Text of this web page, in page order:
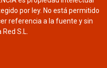
por ley. No está permitido
referencia a la fuente y sin
S.L.